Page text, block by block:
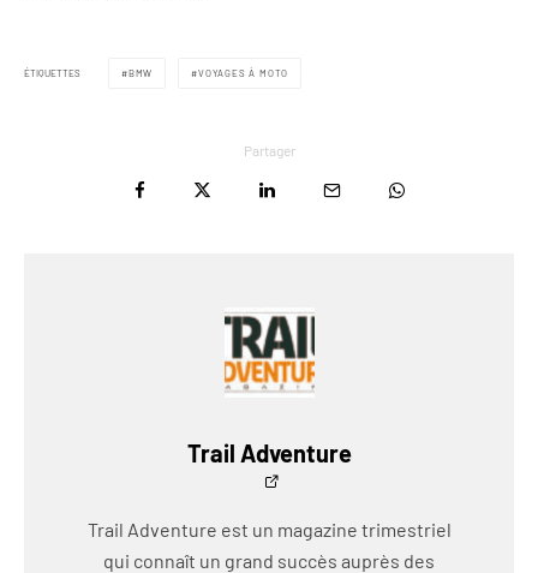
ÉTIQUETTES BMW VOYAGES À MOTO
Partager
Trail Adventure
Trail Adventure est un magazine trimestriel
qui connaît un grand succès auprès des